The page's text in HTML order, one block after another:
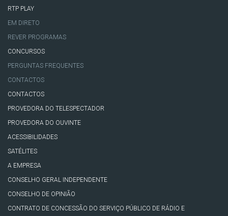
RTP PLAY
EM DIRETO
REVER PROGRAMAS
CONCURSOS
PERGUNTAS FREQUENTES
CONTACTOS
CONTACTOS
PROVEDORA DO TELESPECTADOR
PROVEDORA DO OUVINTE
ACESSIBILIDADES
SATÉLITES
A EMPRESA
CONSELHO GERAL INDEPENDENTE
CONSELHO DE OPINIÃO
CONTRATO DE CONCESSÃO DO SERVIÇO PÚBLICO DE RÁDIO E